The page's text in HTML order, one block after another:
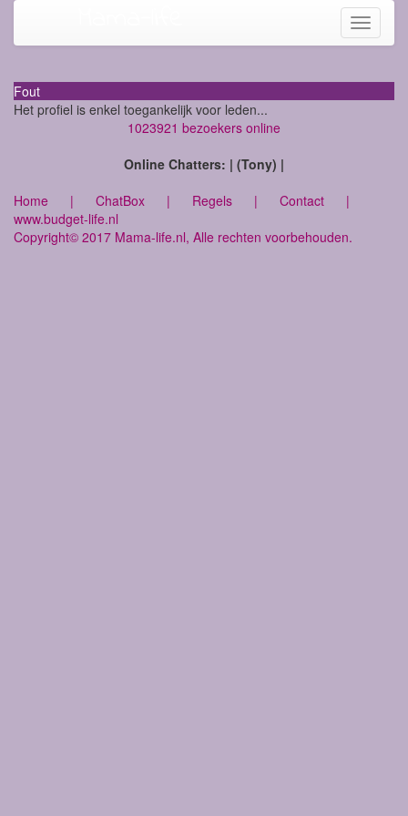
Toggle
Fout
Het profiel is enkel toegankelijk voor leden...
1023921 bezoekers online
Online Chatters: | (Tony) |
Home | ChatBox | Regels | Contact |
www.budget-life.nl
Copyright© 2017 Mama-life.nl, Alle rechten voorbehouden.